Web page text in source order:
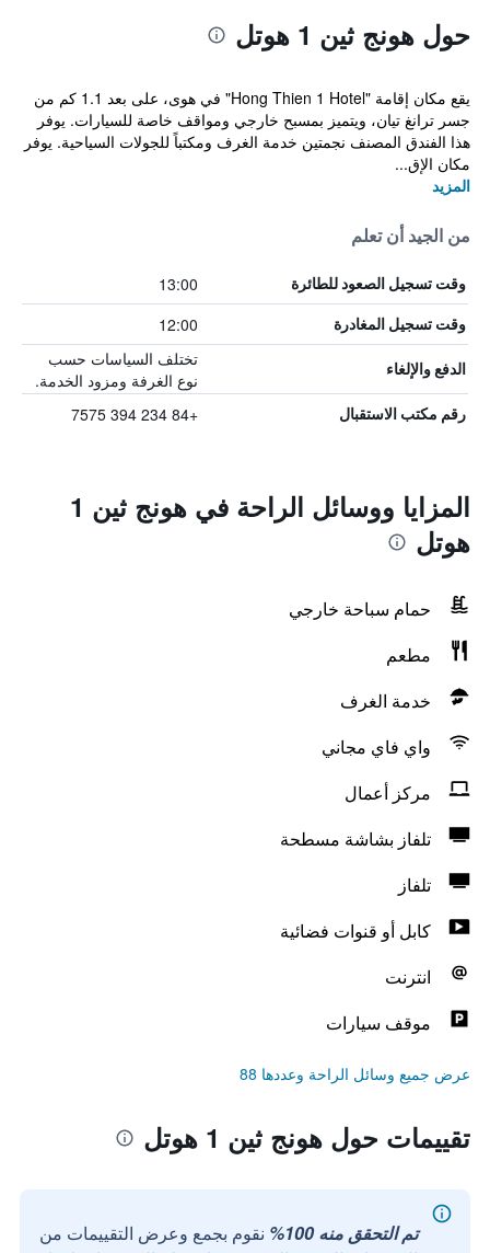
حول هونج ثين 1 هوتل
يقع مكان إقامة "Hong Thien 1 Hotel" في هوى، على بعد 1.1 كم من
جسر ترانغ تيان، ويتميز بمسبح خارجي ومواقف خاصة للسيارات. يوفر
هذا الفندق المصنف نجمتين خدمة الغرف ومكتباً للجولات السياحية. يوفر
مكان الإق...
المزيد
من الجيد أن تعلم
وقت تسجيل الصعود للطائرة 13:00
وقت تسجيل المغادرة 12:00
الدفع والإلغاء
تختلف السياسات حسب
نوع الغرفة ومزود الخدمة.
رقم مكتب الاستقبال +84 234 394 7575
المزايا ووسائل الراحة في هونج ثين 1
هوتل
حمام سباحة خارجي
مطعم
خدمة الغرف
واي فاي مجاني
مركز أعمال
تلفاز بشاشة مسطحة
تلفاز
كابل أو قنوات فضائية
انترنت
موقف سيارات
عرض جميع وسائل الراحة وعددها 88
تقييمات حول هونج ثين 1 هوتل
تم التحقق منه 100%
نقوم بجمع وعرض التقييمات من